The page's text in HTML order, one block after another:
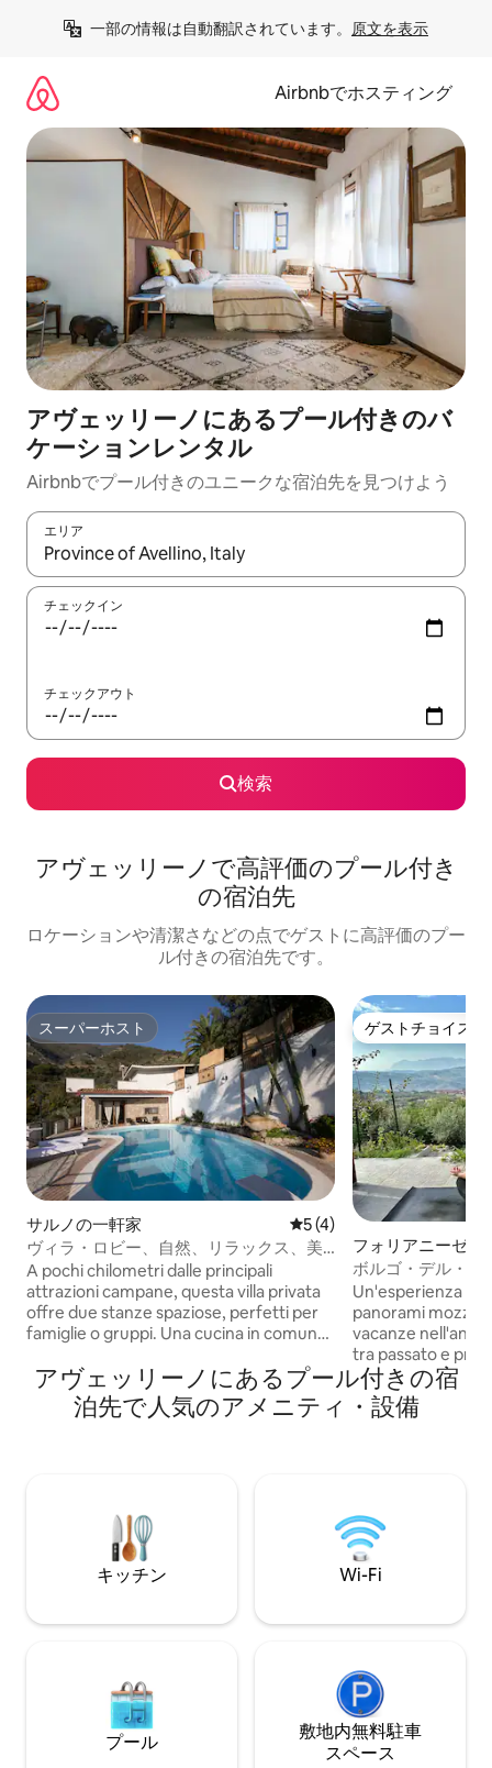
一部の情報は自動翻訳されています。 原文を表示
Airbnbでホスティング
アヴェッリーノにあるプール付きのバ
ケーションレンタル
Airbnbでプール付きのユニークな宿泊先を見つけよう
エリア
検索結果が表示されたら、上下の矢印キーを使って移動するか
チェックイン
チェックアウト
検索
アヴェッリーノで高評価のプール付き
の宿泊先
ロケーションや清潔さなどの点でゲストに高評価のプー
ル付きの宿泊先です。
スーパーホスト
スーパーホスト
サルノの一軒家 レビュー4件、5つ星中5つ
5 (4)
ヴィラ・ロビー、自然、リラックス、美
しい景色
A pochi chilometri dalle principali
attrazioni campane, questa villa privata
offre due stanze spaziose, perfetti per
famiglie o gruppi. Una cucina in comune
panoramica, ideale per cene all'aperto.
La villa è immersa in un giardino
rigoglioso con una grande piscina
ambiente naturale e confortevole.
ゲストチョイス
ゲストチョイス
フォリアニーゼの
ボルゴ・デル・ソ
のために
Un'esperienza
panorami
vacanze
tra passato e
moderna
stesso situata
Dotata di due
dal quale potrai
mozzafiato,
アヴェッリーノにあるプール付きの宿
泊先で人気のアメニティ・設備
キッチン Wi-Fi
プール
敷地内無料駐⁠車
ス⁠ペ⁠ー⁠ス